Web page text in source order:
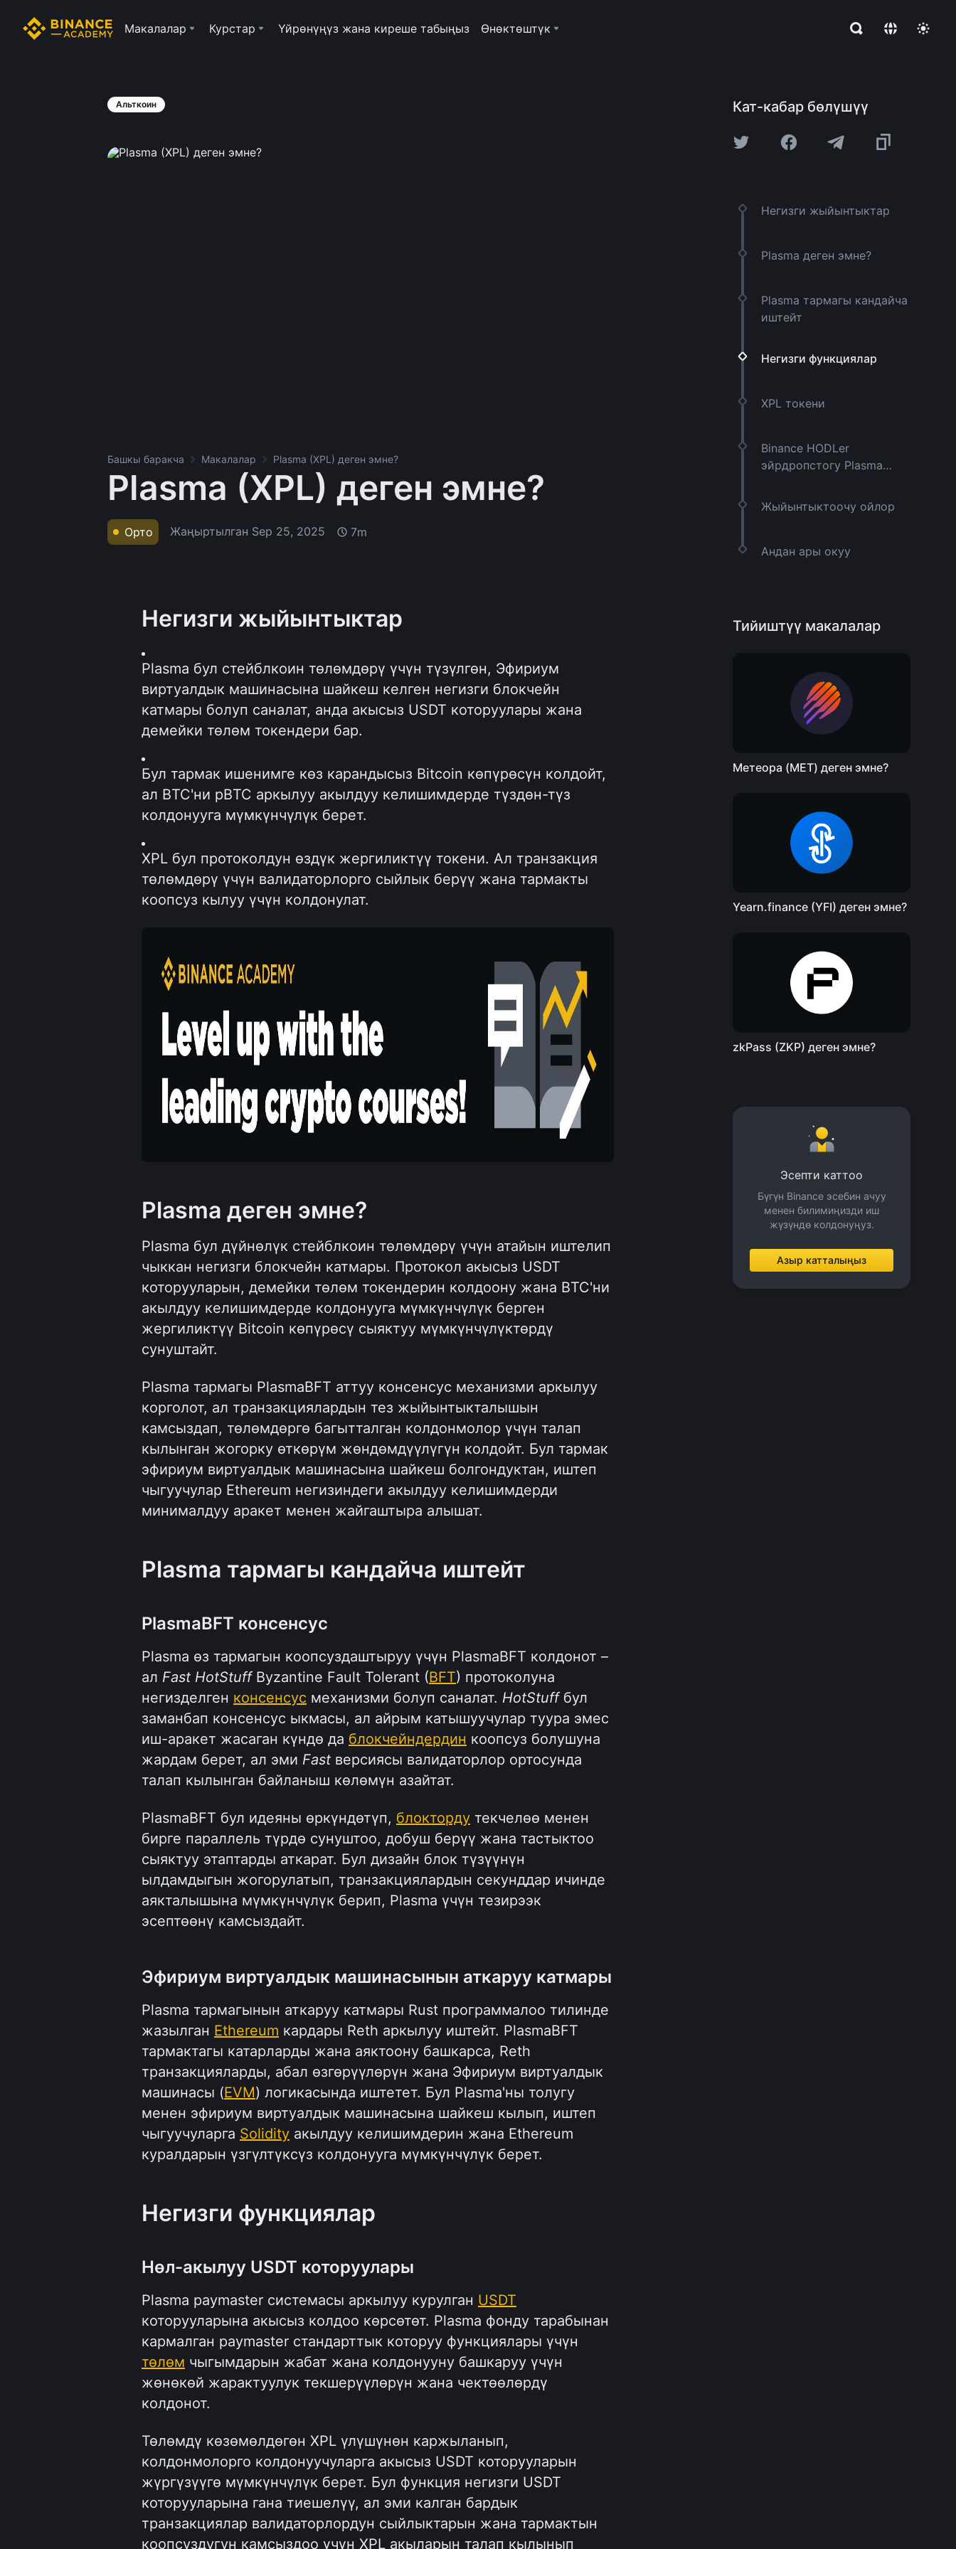
Макалалар Курстар Үйрөнүңүз жана киреше табыңыз Өнөктөштүк
Альткоин
Башкы баракча Макалалар Plasma (XPL) деген эмне?
Plasma (XPL) деген эмне?
Орто Жаңыртылган Sep 25, 2025 7m
Негизги жыйынтыктар
Plasma бул стейблкоин төлөмдөрү үчүн түзүлгөн, Эфириум
виртуалдык машинасына шайкеш келген негизги блокчейн
катмары болуп саналат, анда акысыз USDT которуулары жана
демейки төлөм токендери бар.
Бул тармак ишенимге көз карандысыз Bitcoin көпүрөсүн колдойт,
ал BTC'ни pBTC аркылуу акылдуу келишимдерде түздөн-түз
колдонууга мүмкүнчүлүк берет.
XPL бул протоколдун өздүк жергиликтүү токени. Ал транзакция
төлөмдөрү үчүн валидаторлорго сыйлык берүү жана тармакты
коопсуз кылуу үчүн колдонулат.
Plasma деген эмне?
Plasma бул дүйнөлүк стейблкоин төлөмдөрү үчүн атайын иштелип
чыккан негизги блокчейн катмары. Протокол акысыз USDT
которууларын, демейки төлөм токендерин колдоону жана BTC'ни
акылдуу келишимдерде колдонууга мүмкүнчүлүк берген
жергиликтүү Bitcoin көпүрөсү сыяктуу мүмкүнчүлүктөрдү
сунуштайт.
Plasma тармагы PlasmaBFT аттуу консенсус механизми аркылуу
корголот, ал транзакциялардын тез жыйынтыкталышын
камсыздап, төлөмдөргө багытталган колдонмолор үчүн талап
кылынган жогорку өткөрүм жөндөмдүүлүгүн колдойт. Бул тармак
эфириум виртуалдык машинасына шайкеш болгондуктан, иштеп
чыгуучулар Ethereum негизиндеги акылдуу келишимдерди
минималдуу аракет менен жайгаштыра алышат.
Plasma тармагы кандайча иштейт
PlasmaBFT консенсус
Plasma өз тармагын коопсуздаштыруу үчүн PlasmaBFT колдонот –
ал Fast HotStuff Byzantine Fault Tolerant (BFT) протоколуна
негизделген консенсус механизми болуп саналат. HotStuff бул
заманбап консенсус ыкмасы, ал айрым катышуучулар туура эмес
иш-аракет жасаган күндө да блокчейндердин коопсуз болушуна
жардам берет, ал эми Fast версиясы валидаторлор ортосунда
талап кылынган байланыш көлөмүн азайтат.
PlasmaBFT бул идеяны өркүндөтүп, блокторду текчелөө менен
бирге параллель түрдө сунуштоо, добуш берүү жана тастыктоо
сыяктуу этаптарды аткарат. Бул дизайн блок түзүүнүн
ылдамдыгын жогорулатып, транзакциялардын секунддар ичинде
аякталышына мүмкүнчүлүк берип, Plasma үчүн тезирээк
эсептөөнү камсыздайт.
Эфириум виртуалдык машинасынын аткаруу катмары
Plasma тармагынын аткаруу катмары Rust программалоо тилинде
жазылган Ethereum кардары Reth аркылуу иштейт. PlasmaBFT
тармактагы катарларды жана аяктоону башкарса, Reth
транзакцияларды, абал өзгөрүүлөрүн жана Эфириум виртуалдык
машинасы (EVM) логикасында иштетет. Бул Plasma'ны толугу
менен эфириум виртуалдык машинасына шайкеш кылып, иштеп
чыгуучуларга Solidity акылдуу келишимдерин жана Ethereum
куралдарын үзгүлтүксүз колдонууга мүмкүнчүлүк берет.
Негизги функциялар
Нөл-акылуу USDT которуулары
Plasma paymaster системасы аркылуу курулган USDT
которууларына акысыз колдоо көрсөтөт. Plasma фонду тарабынан
төлөм чыгымдарын жабат жана колдонууну башкаруу үчүн
жөнөкөй жарактуулук текшерүүлөрүн жана чектөөлөрдү
колдонот.
Төлөмдү көзөмөлдөгөн XPL үлүшүнөн каржыланып,
колдонмолорго колдонуучуларга акысыз USDT которууларын
жүргүзүүгө мүмкүнчүлүк берет. Бул функция негизги USDT
которууларына гана тиешелүү, ал эми калган бардык
транзакциялар валидаторлордун сыйлыктарын жана тармактын
коопсуздугун камсыздоо үчүн XPL акыларын талап кылынып
Кат-кабар бөлүшүү
Негизги жыйынтыктар
Plasma деген эмне?
Plasma тармагы кандайча
иштейт
Негизги функциялар
XPL токени
Binance HODLer
эйрдропстогу Plasma
Жыйынтыктоочу ойлор
Андан ары окуу
Тийиштүү макалалар
Метеора (MET) деген эмне?
Yearn.finance (YFI) деген эмне?
zkPass (ZKP) деген эмне?
Эсепти каттоо
Бүгүн Binance эсебин ачуу
менен билимиңизди иш
жүзүндө колдонуңуз.
Азыр катталыңыз